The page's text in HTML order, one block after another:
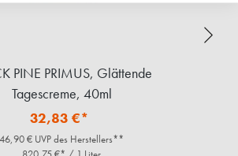
PINE PRIMUS, Glättende
Tagescreme, 40ml
32,83 €*
46,90 € UVP des Herstellers**